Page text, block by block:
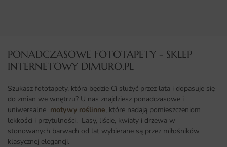
PONADCZASOWE FOTOTAPETY - SKLEP
INTERNETOWY DIMURO.PL​
Szukasz fototapety, która będzie Ci służyć przez lata i dopasuje się
do zmian we wnętrzu? U nas znajdziesz ponadczasowe i
uniwersalne motywy roślinne, które nadają pomieszczeniom
lekkości i przytulności. Lasy, liście, kwiaty i drzewa w
stonowanych barwach od lat wybierane są przez miłośników
klasycznej elegancji.